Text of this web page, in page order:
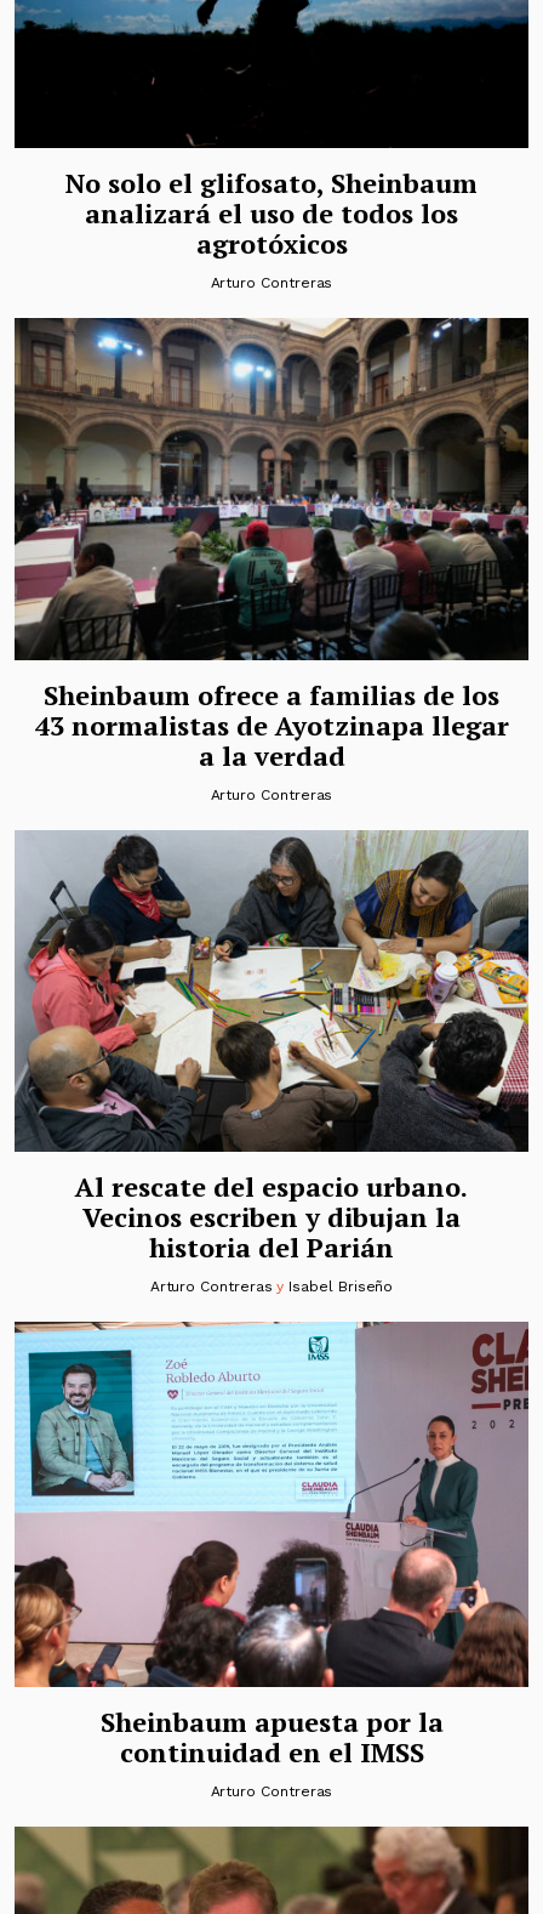
No solo el glifosato, Sheinbaum
analizará el uso de todos los
agrotóxicos
Arturo Contreras
Sheinbaum ofrece a familias de los
43 normalistas de Ayotzinapa llegar
a la verdad
Arturo Contreras
Al rescate del espacio urbano.
Vecinos escriben y dibujan la
historia del Parián
Arturo Contreras y Isabel Briseño
Sheinbaum apuesta por la
continuidad en el IMSS
Arturo Contreras